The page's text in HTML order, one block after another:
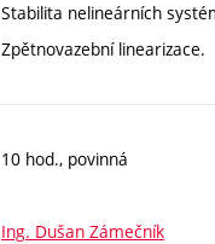
Stabilita nelineárních
Zpětnovazební linearizace.
10 hod., povinná
Ing. Dušan Zámečník